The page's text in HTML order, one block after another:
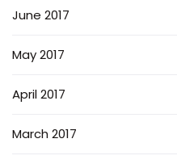
June 2017
May 2017
April 2017
March 2017